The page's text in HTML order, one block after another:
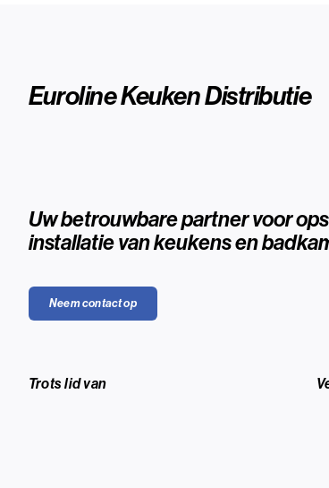
Euroline Keuken Distributie
Uw betrouwbare partner voor
installatievan keukens en
Neem contact op
Trots lid van